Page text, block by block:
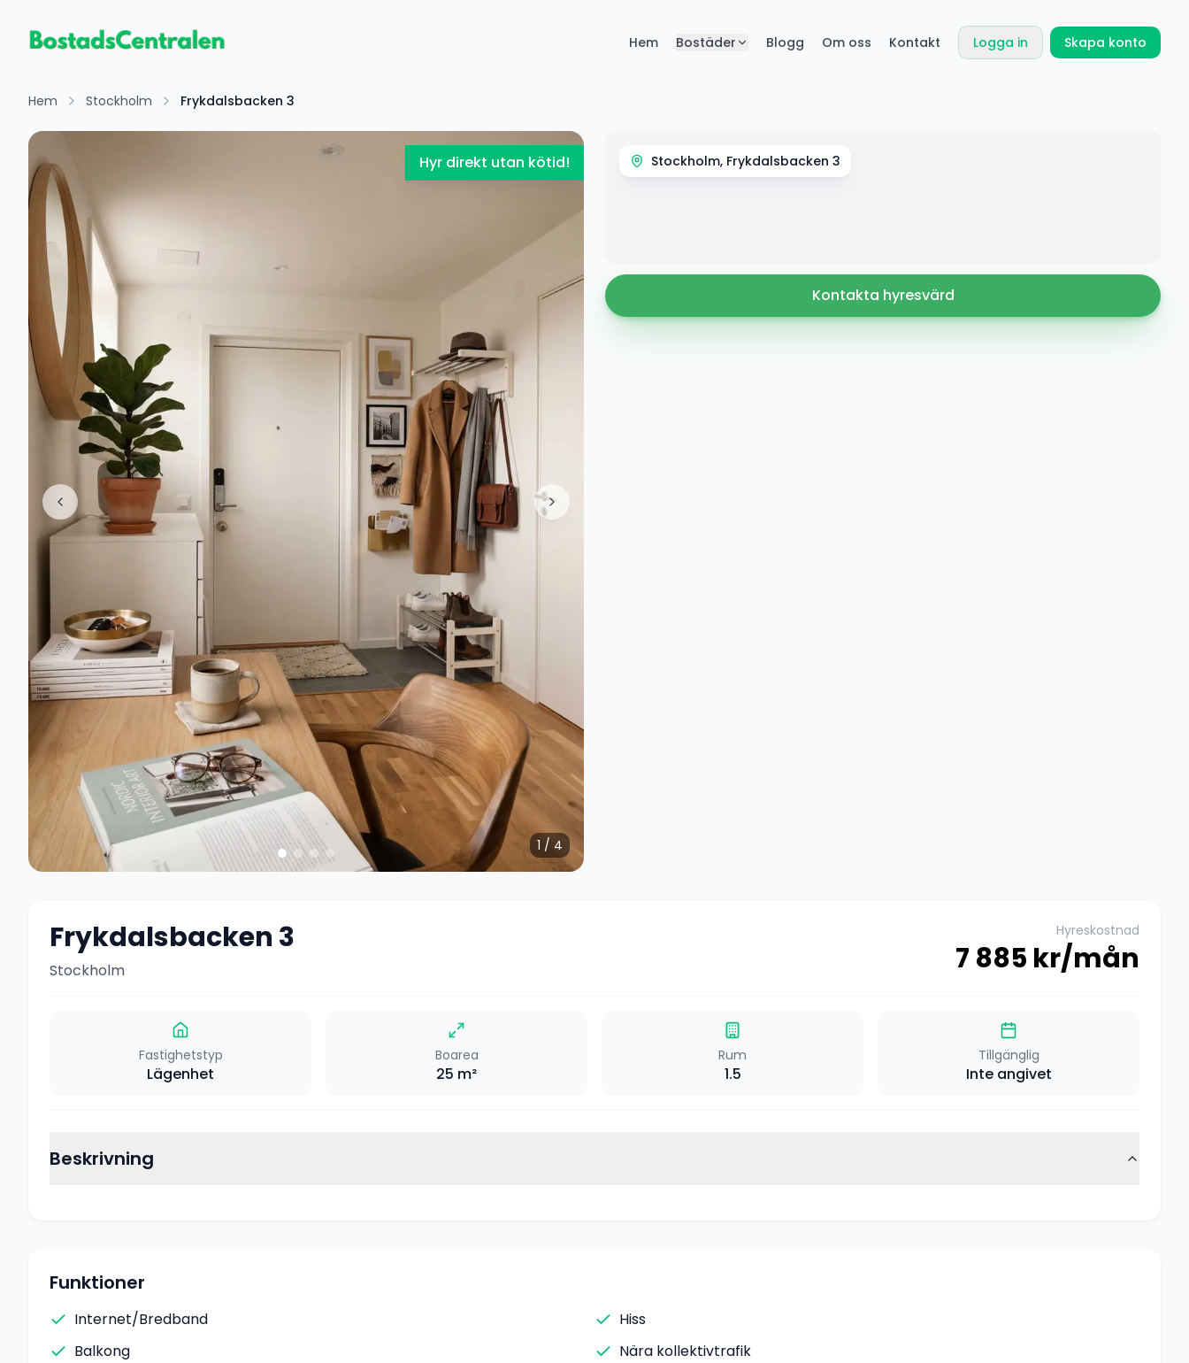
Hem Bostäder Blogg Om oss Kontakt Logga in Skapa konto
Hem Stockholm Frykdalsbacken 3
Hyr direkt utan kötid!
1 / 4
Stockholm, Frykdalsbacken 3
Kontakta hyresvärd
Frykdalsbacken 3
Stockholm
Hyreskostnad
7 885 kr/mån
Fastighetstyp
Lägenhet
Boarea
25 m²
Rum
1.5
Tillgänglig
Inte angivet
Beskrivning
Funktioner
Internet/Bredband
Hiss
Balkong
Nära kollektivtrafik